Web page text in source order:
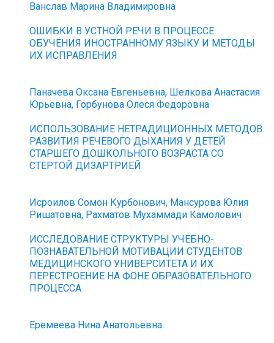
Ванслав Марина Владимировна
ОШИБКИ В УСТНОЙ РЕЧИ В ПРОЦЕССЕ
ОБУЧЕНИЯ ИНОСТРАННОМУ ЯЗЫКУ И МЕТОДЫ
ИХ ИСПРАВЛЕНИЯ
Паначева Оксана Евгеньевна, Шелкова Анастасия
Юрьевна, Горбунова Олеся Федоровна
ИСПОЛЬЗОВАНИЕ НЕТРАДИЦИОННЫХ МЕТОДОВ
РАЗВИТИЯ РЕЧЕВОГО ДЫХАНИЯ У ДЕТЕЙ
СТАРШЕГО ДОШКОЛЬНОГО ВОЗРАСТА СО
СТЕРТОЙ ДИЗАРТРИЕЙ
Исроилов Сомон Курбонович, Мансурова Юлия
Ришатовна, Рахматов Мухаммади Камолович
ИССЛЕДОВАНИЕ СТРУКТУРЫ УЧЕБНО-
ПОЗНАВАТЕЛЬНОЙ МОТИВАЦИИ СТУДЕНТОВ
МЕДИЦИНСКОГО УНИВЕРСИТЕТА И ИХ
ПЕРЕСТРОЕНИЕ НА ФОНЕ ОБРАЗОВАТЕЛЬНОГО
ПРОЦЕССА
Еремеева Нина Анатольевна